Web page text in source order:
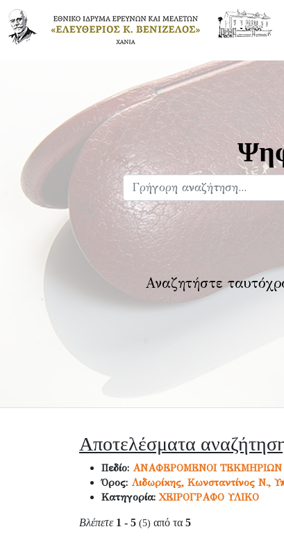
Αναζητήστε
Αποτελέσματα
Πεδίο: ΑΝΑΦΕΡΟΜΕΝΟΙ ΤΕΚΜΗΡΙΩΝ
Όρος: Λιδωρίκης, Κωνσταντίνος Ν.,
Κατηγορία:ΧΕΙΡΟΓΡΑΦΟ ΥΛΙΚΟ
Βλέπετε 1 - 5 (5) από τα 5